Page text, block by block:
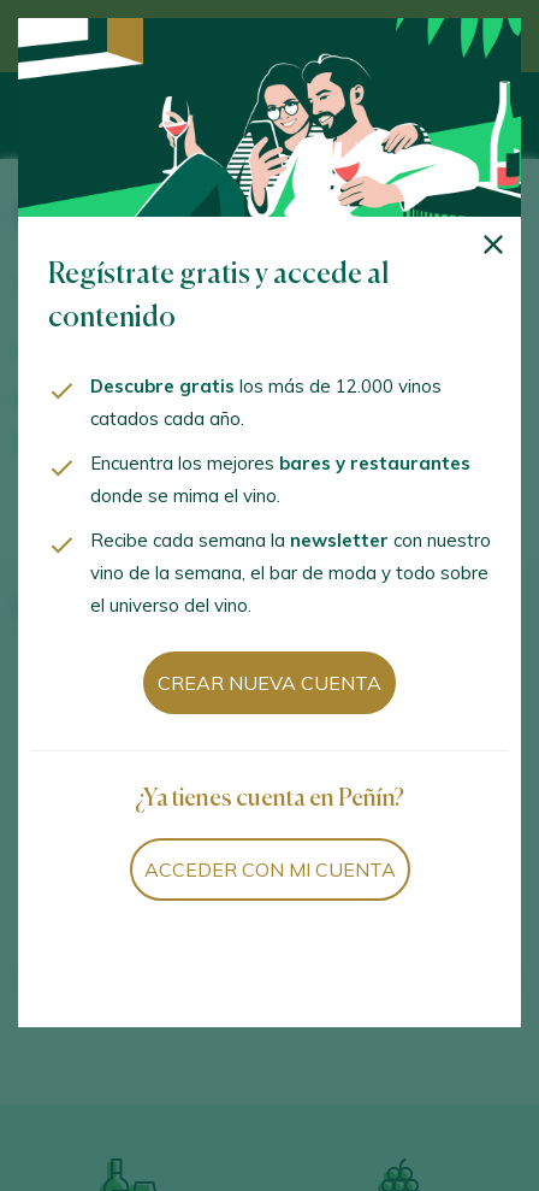
Descubre el vino de la mano de un experto
Bodega La Quinta
Castillo de Aledo, 47, Esc 5 Bajo A. Molina de Segura.
30506 - Murcia
info@bodegalaquinta.com
Vinos de la bodega
Regístrate gratis y accede al
Regístrate gratis y accede al
contenido
Descubre gratis los más de 12.000 vinos
catados cada año.
Encuentra los mejores bares y restaurantes
donde se mima el vino.
Recibe cada semana la newsletter con nuestro
vino de la semana, el bar de moda y todo sobre
el universo del vino.
CREAR NUEVA CUENTA
¿Ya tienes cuenta en Peñín?
ACCEDER CON MI CUENTA